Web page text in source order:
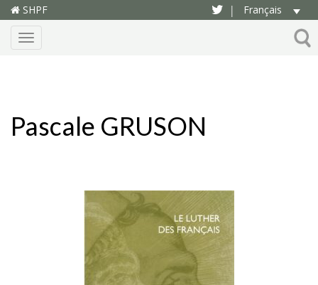
SHPF | Français
Menu
Pascale GRUSON